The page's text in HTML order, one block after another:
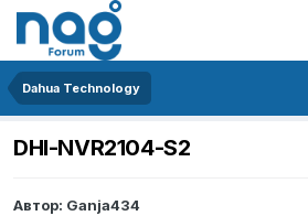
Dahua Technology
DHI-NVR2104-S2
Автор: Ganja434